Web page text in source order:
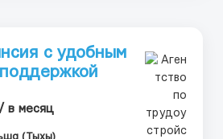
с удобным
в месяц
(Тыхы)